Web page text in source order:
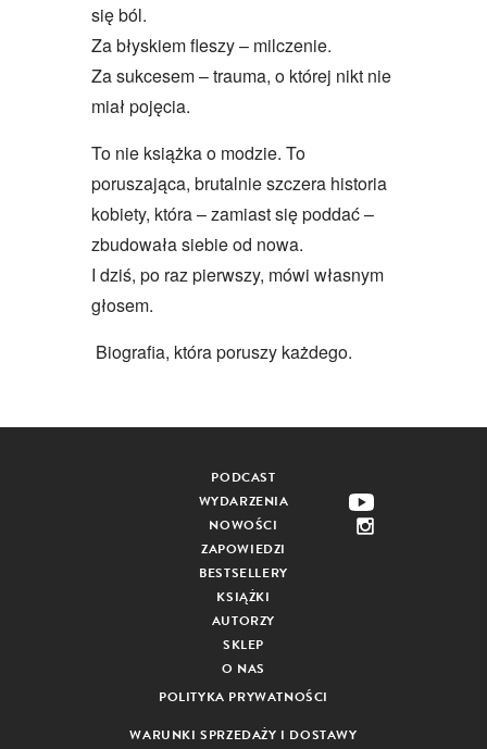
się ból.
Za błyskiem fleszy – milczenie.
Za sukcesem – trauma, o której nikt nie
miał pojęcia.
To nie książka o modzie. To
poruszająca, brutalnie szczera historia
kobiety, która – zamiast się poddać –
zbudowała siebie od nowa.
I dziś, po raz pierwszy, mówi własnym
głosem.
Biografia, która poruszy każdego.
PODCAST
WYDARZENIA
NOWOŚCI
ZAPOWIEDZI
BESTSELLERY
KSIĄŻKI
AUTORZY
SKLEP
O NAS
POLITYKA PRYWATNOŚCI
WARUNKI SPRZEDAŻY I DOSTAWY